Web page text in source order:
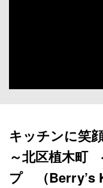
キッチンに笑
～北区植木町
プ （Berry’s